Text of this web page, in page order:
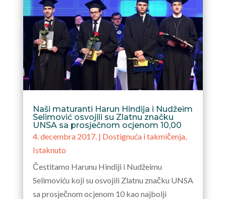
Naši maturanti Harun Hindija i Nudžeim
Selimović osvojili su Zlatnu značku
UNSA sa prosječnom ocjenom 10,00
4. decembra 2017.| Dostignuća i takmičenja,
Istaknuto
Čestitamo Harunu Hindiji i Nudžeimu
Selimoviću koji su osvojili Zlatnu značku UNSA
sa prosječnom ocjenom 10 kao najbolji